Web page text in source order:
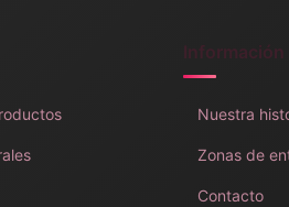
Información
Nuestra
Zonas de
Contacto